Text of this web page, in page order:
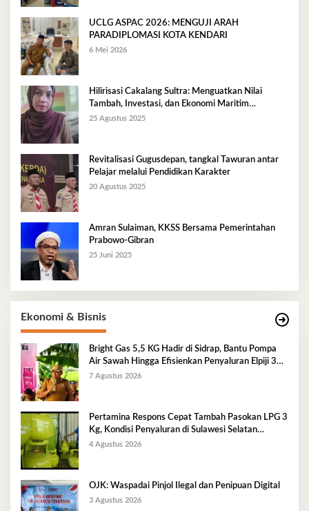
UCLG ASPAC 2026: MENGUJI ARAH
PARADIPLOMASI KOTA KENDARI
6 Mei 2026
Hilirisasi Cakalang Sultra: Menguatkan Nilai
Tambah, Investasi, dan Ekonomi Maritim
Berkelanjutan
25 Agustus 2025
Revitalisasi Gugusdepan, tangkal Tawuran antar
Pelajar melalui Pendidikan Karakter
20 Agustus 2025
Amran Sulaiman, KKSS Bersama Pemerintahan
Prabowo-Gibran
25 Juni 2025
Ekonomi & Bisnis
Bright Gas 5,5 KG Hadir di Sidrap, Bantu Pompa
Air Sawah Hingga Efisienkan Penyaluran Elpiji 3
Kg
7 Agustus 2026
Pertamina Respons Cepat Tambah Pasokan LPG 3
Kg, Kondisi Penyaluran di Sulawesi Selatan
Berlangsung Kondusif
4 Agustus 2026
OJK: Waspadai Pinjol Ilegal dan Penipuan Digital
3 Agustus 2026